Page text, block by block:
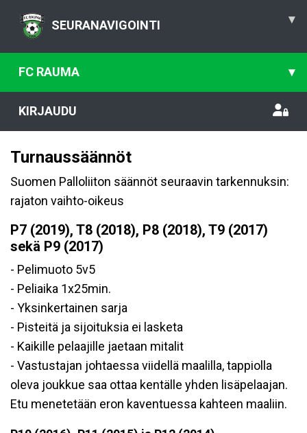
SEURANAVIGOINTI ▾
FC RAUMA ▾
KIRJAUDU
Turnaussäännöt
Suomen Palloliiton säännöt seuraavin tarkennuksin:
rajaton vaihto-oikeus
P7 (2019), T8 (2018), P8 (2018), T9 (2017)
sekä P9 (2017)
- Pelimuoto 5v5
- Peliaika 1x25min.
- Yksinkertainen sarja
- Pisteitä ja sijoituksia ei lasketa
- Kaikille pelaajille jaetaan mitalit
- Vastustajan johtaessa viidellä maalilla, tappiolla
oleva joukkue saa ottaa kentälle yhden lisäpelaajan.
Etu menetetään eron kaventuessa kahteen maaliin.